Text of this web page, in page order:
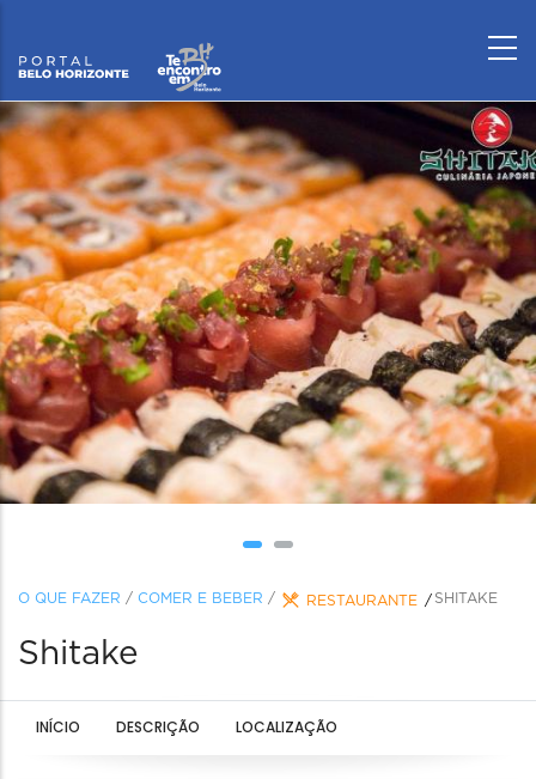
O QUE FAZER / COMER E BEBER / RESTAURANTE SHITAKE
Shitake
INÍCIO DESCRIÇÃO LOCALIZAÇÃO